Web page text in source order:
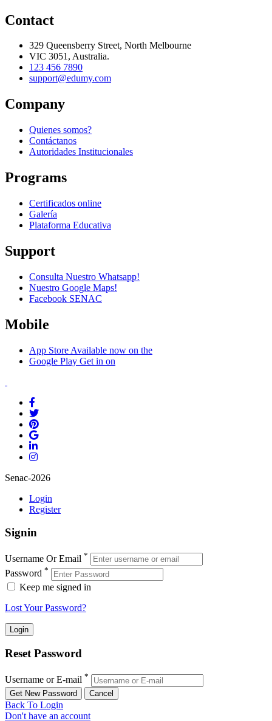
Contact
329 Queensberry Street, North Melbourne
VIC 3051, Australia.
123 456 7890
support@edumy.com
Company
Quienes somos?
Contáctanos
Autoridades Institucionales
Programs
Certificados online
Galería
Plataforma Educativa
Support
Consulta Nuestro Whatsapp!
Nuestro Google Maps!
Facebook SENAC
Mobile
App Store Available now on the
Google Play Get in on
Senac-2026
Login
Register
Signin
Username Or Email *
Password *
Keep me signed in
Lost Your Password?
Reset Password
Username or E-mail *
Back To Login
Don't have an account